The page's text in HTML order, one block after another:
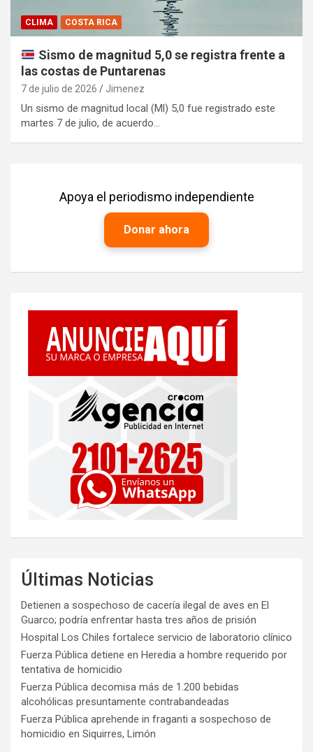
CLIMA COSTA RICA
Sismo de magnitud 5,0 se registra frente a
las costas de Puntarenas
7 de julio de 2026 Jimenez
Un sismo de magnitud local (Ml) 5,0 fue registrado este
martes 7 de julio, de acuerdo…
Apoya el periodismo independiente
Donar ahora
Últimas Noticias
Detienen a sospechoso de cacería ilegal de aves en El
Guarco; podría enfrentar hasta tres años de prisión
Hospital Los Chiles fortalece servicio de laboratorio clínico
Fuerza Pública detiene en Heredia a hombre requerido por
tentativa de homicidio
Fuerza Pública decomisa más de 1.200 bebidas
alcohólicas presuntamente contrabandeadas
Fuerza Pública aprehende in fraganti a sospechoso de
homicidio en Siquirres, Limón